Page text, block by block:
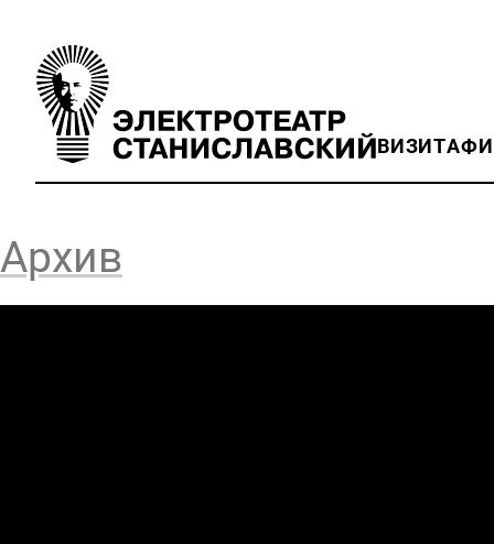
ВИЗИТ
Архив